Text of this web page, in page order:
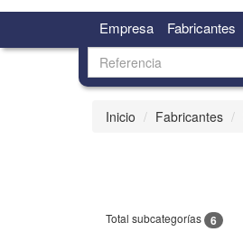
Empresa Fabricantes
Inicio Fabricantes
Total subcategorías 6